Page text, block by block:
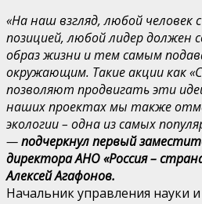
«На наш взгляд, любой человек
позицией, любой лидер должен
образ жизни и тем самым
окружающим. Такие акции как
позволяют продвигать эти
наших проектах мы также
экологии – одна из самых
—подчеркнул первый
директора АНО «Россия –
Алексей Агафонов.
Начальник управления науки